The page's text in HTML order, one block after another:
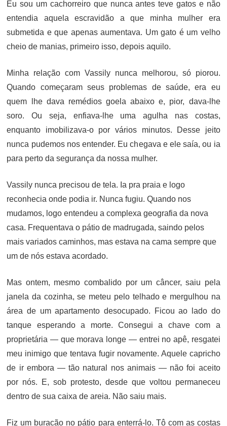
Eu sou um cachorreiro que nunca antes teve gatos e não
entendia aquela escravidão a que minha mulher era
submetida e que apenas aumentava. Um gato é um velho
cheio de manias, primeiro isso, depois aquilo.
Minha relação com Vassily nunca melhorou, só piorou.
Quando começaram seus problemas de saúde, era eu
quem lhe dava remédios goela abaixo e, pior, dava-lhe
soro. Ou seja, enfiava-lhe uma agulha nas costas,
enquanto imobilizava-o por vários minutos. Desse jeito
nunca pudemos nos entender. Eu chegava e ele saía, ou ia
para perto da segurança da nossa mulher.
Vassily nunca precisou de tela. Ia pra praia e logo
reconhecia onde podia ir. Nunca fugiu. Quando nos
mudamos, logo entendeu a complexa geografia da nova
casa. Frequentava o pátio de madrugada, saindo pelos
mais variados caminhos, mas estava na cama sempre que
um de nós estava acordado.
Mas ontem, mesmo combalido por um câncer, saiu pela
janela da cozinha, se meteu pelo telhado e mergulhou na
área de um apartamento desocupado. Ficou ao lado do
tanque esperando a morte. Consegui a chave com a
proprietária — que morava longe — entrei no apê, resgatei
meu inimigo que tentava fugir novamente. Aquele capricho
de ir embora — tão natural nos animais — não foi aceito
por nós. E, sob protesto, desde que voltou permaneceu
dentro de sua caixa de areia. Não saiu mais.
Fiz um buracão no pátio para enterrá-lo. Tô com as costas